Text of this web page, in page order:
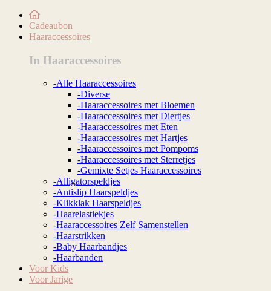
Cadeaubon
Haaraccessoires
In Haaraccessoires
-Alle Haaraccessoires
-Diverse
-Haaraccessoires met Bloemen
-Haaraccessoires met Diertjes
-Haaraccessoires met Eten
-Haaraccessoires met Hartjes
-Haaraccessoires met Pompoms
-Haaraccessoires met Sterretjes
-Gemixte Setjes Haaraccessoires
-Alligatorspeldjes
-Antislip Haarspeldjes
-Klikklak Haarspeldjes
-Haarelastiekjes
-Haaraccessoires Zelf Samenstellen
-Haarstrikken
-Baby Haarbandjes
-Haarbanden
Voor Kids
Voor Jarige